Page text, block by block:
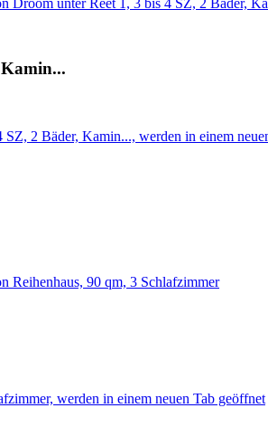
2 Bäder, Kamin..., werden in einem
Reihenhaus, 90 qm, 3 Schlafzimmer
werden in einem neuen Tab geöffnet